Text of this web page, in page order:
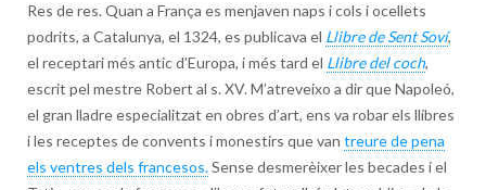
Res de res. Quan a França es menjaven naps i cols i ocellets
podrits, a Catalunya, el 1324, es publicava el Llibre de Sent Soví,
el receptari més antic d’Europa, i més tard el Llibre del coch,
escrit pel mestre Robert al s. XV. M’atreveixo a dir que Napoleó,
el gran lladre especialitzat en obres d’art, ens va robar els llibres
i les receptes de convents i monestirs que van treure de pena
els ventres dels francesos.Sense desmerèixer les becades i el